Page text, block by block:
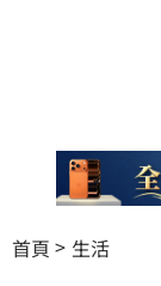
首頁 生活